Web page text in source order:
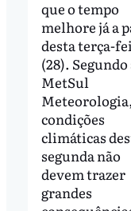
que o tempo
melhore já a
desta terça-
(28). Segundo
MetSul
condições
climáticas
segunda não
devem trazer
grandes